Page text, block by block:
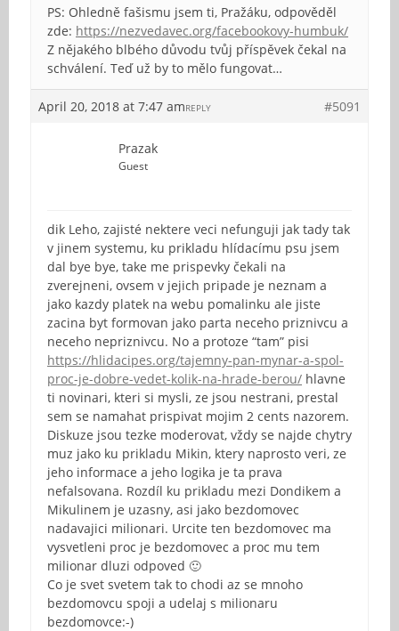
PS: Ohledně fašismu jsem ti, Pražáku, odpověděl
zde: https://nezvedavec.org/facebookovy-humbuk/
Z nějakého blbého důvodu tvůj příspěvek čekal na
schválení. Teď už by to mělo fungovat…
April 20, 2018 at 7:47 am #5091
REPLY
Prazak
Guest
dik Leho, zajisté nektere veci nefunguji jak tady tak
v jinem systemu, ku prikladu hlídacímu psu jsem
dal bye bye, take me prispevky čekali na
zverejneni, ovsem v jejich pripade je neznam a
jako kazdy platek na webu pomalinku ale jiste
zacina byt formovan jako parta neceho priznivcu a
neceho nepriznivcu. No a protoze “tam” pisi
https://hlidacipes.org/tajemny-pan-mynar-a-spol-
proc-je-dobre-vedet-kolik-na-hrade-berou/ hlavne
ti novinari, kteri si mysli, ze jsou nestrani, prestal
sem se namahat prispivat mojim 2 cents nazorem.
Diskuze jsou tezke moderovat, vždy se najde chytry
muz jako ku prikladu Mikin, ktery naprosto veri, ze
jeho informace a jeho logika je ta prava
nefalsovana. Rozdíl ku prikladu mezi Dondikem a
Mikulinem je uzasny, asi jako bezdomovec
nadavajici milionari. Urcite ten bezdomovec ma
vysvetleni proc je bezdomovec a proc mu tem
milionar dluzi odpoved 🙂
Co je svet svetem tak to chodi az se mnoho
bezdomovcu spoji a udelaj s milionaru
bezdomovce:-)